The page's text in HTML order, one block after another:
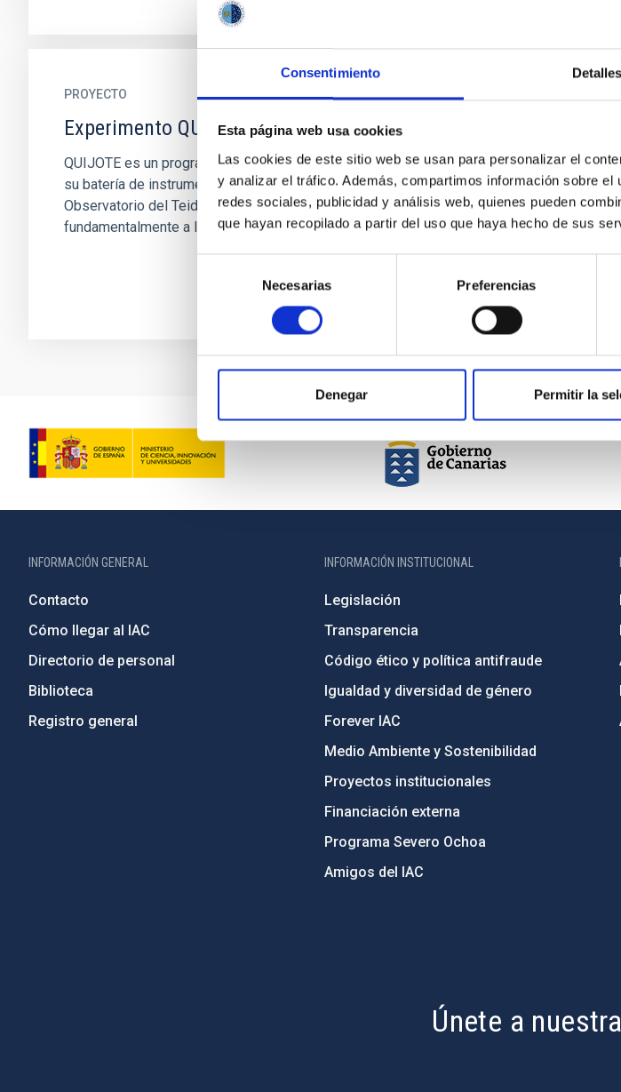
Consentimiento Detalles
Esta página web usa cookies
Las cookies de este sitio web se usan para personalizar el
y analizar el tráfico. Además, compartimos información sobre
redes sociales, publicidad y análisis web, quienes pueden
que hayan recopilado a partir del uso que haya hecho de sus
consentimiento
Necesarias Preferencias
Denegar Permitir la
PROYECTO
Experimento QUIJOTE CMB
QUIJOTE es un programa de dos telescopios y
su batería de instrumentos, instalados en el
Observatorio del Teide, dedicados
fundamentalmente a la caracterización...
PROYECTO
Participación en OPTICON.
principales metas
este proyecto, y apoyada
actividades individuales
INFORMACIÓN GENERAL
Contacto
Cómo llegar al IAC
Directorio de personal
Biblioteca
Registro general
INFORMACIÓN INSTITUCIONAL
Legislación
Transparencia
Código ético y política antifraude
Igualdad y diversidad de género
Forever IAC
Medio Ambiente y Sostenibilidad
Proyectos institucionales
Financiación externa
Programa Severo Ochoa
Amigos del IAC
Únete a